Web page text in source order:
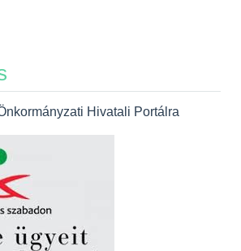
Hivatali Portálra